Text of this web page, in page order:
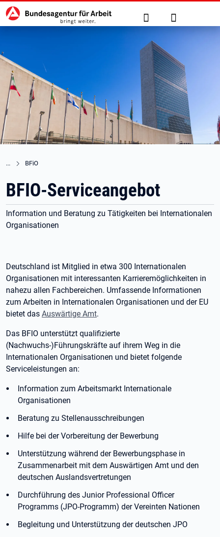
zu den Hauptinhalten springen
Hauptnavigation Suche Anmelden
BFiO
BFIO-Serviceangebot
Information und Beratung zu Tätigkeiten bei Internationalen
Organisationen
Deutschland ist Mitglied in etwa 300 Internationalen
Organisationen mit interessanten Karrieremöglichkeiten in
nahezu allen Fachbereichen. Umfassende Informationen
zum Arbeiten in Internationalen Organisationen und der EU
bietet das Auswärtige Amt.
Das BFIO unterstützt qualifizierte
(Nachwuchs-)Führungskräfte auf ihrem Weg in die
Internationalen Organisationen und bietet folgende
Serviceleistungen an:
Information zum Arbeitsmarkt Internationale
Organisationen
Beratung zu Stellenausschreibungen
Hilfe bei der Vorbereitung der Bewerbung
Unterstützung während der Bewerbungsphase in
Zusammenarbeit mit dem Auswärtigen Amt und den
deutschen Auslandsvertretungen
Durchführung des Junior Professional Officer
Programms (JPO-Programm) der Vereinten Nationen
Begleitung und Unterstützung der deutschen JPO